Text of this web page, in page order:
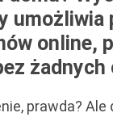
umożliwia
online,
żadnych
prawda?